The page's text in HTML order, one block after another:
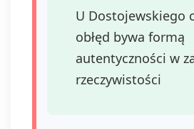
wycofaniem.
Wycofanie zgody
jest możliwe
poprzez kontakt z
Administratorem na
adres e-mail:
U Dostojewskiego
obłęd bywa formą
autentyczności w
rzeczywistości